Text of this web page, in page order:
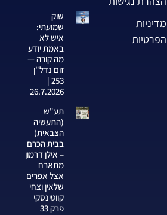
מדיניות
הפרטיות
שוק
שמועתי:
איש לא
באמת יודע
מה קורה —
זום נדל"ן
253 |
26.7.2026
תע"ש
(התעשיה
הצבאית)
בבית הכרם
– אילן דרמון
מתארח
אצל אפרים
שלאין וצחי
קווטינסקי
פרק 33